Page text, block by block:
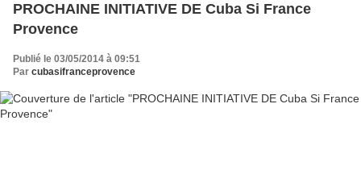
PROCHAINE INITIATIVE DE Cuba Si France
Provence
Publié le 03/05/2014 à 09:51
Par cubasifranceprovence